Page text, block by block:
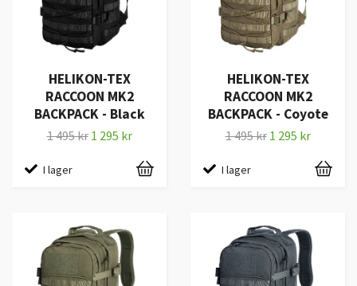
HELIKON-TEX
RACCOON MK2
BACKPACK - Black
1 495 kr 1 295 kr
I lager
HELIKON-TEX
RACCOON MK2
BACKPACK - Coyote
1 495 kr 1 295 kr
I lager